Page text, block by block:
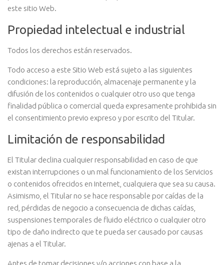
este sitio Web.
Propiedad intelectual e industrial
Todos los derechos están reservados.
Todo acceso a este Sitio Web está sujeto a las siguientes
condiciones: la reproducción, almacenaje permanente y la
difusión de los contenidos o cualquier otro uso que tenga
finalidad pública o comercial queda expresamente prohibida sin
el consentimiento previo expreso y por escrito del Titular.
Limitación de responsabilidad
El Titular declina cualquier responsabilidad en caso de que
existan interrupciones o un mal funcionamiento de los Servicios
o contenidos ofrecidos en Internet, cualquiera que sea su causa.
Asimismo, el Titular no se hace responsable por caídas de la
red, pérdidas de negocio a consecuencia de dichas caídas,
suspensiones temporales de fluido eléctrico o cualquier otro
tipo de daño indirecto que te pueda ser causado por causas
ajenas a el Titular.
Antes de tomar decisiones y/o acciones con base a la